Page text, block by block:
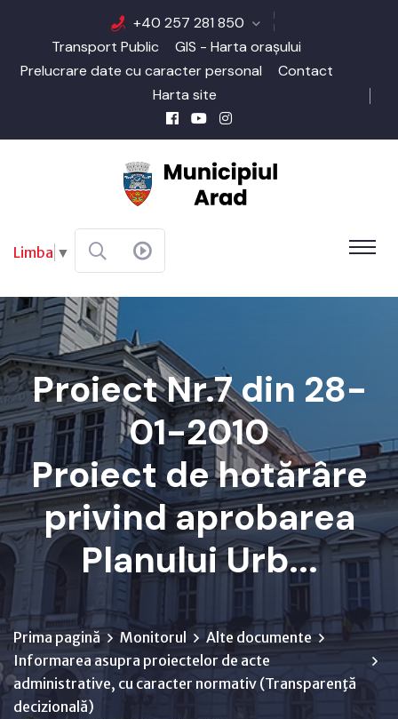
+40 257 281 850
Transport Public
GIS - Harta orașului
Prelucrare date cu caracter personal
Contact
Harta site
Limba ▼
Proiect Nr.7 din 28-
01-2010
Proiect de hotărâre
privind aprobarea
Planului Urb...
Prima pagină Monitorul
Alte documente
Informarea asupra proiectelor de acte
administrative, cu caracter normativ (Transparenţă
decizională)